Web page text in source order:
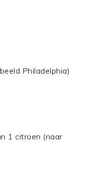
Philadelphia)
1 citroen (naar